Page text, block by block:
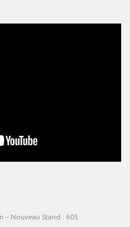
– Nouveau Stand : 605